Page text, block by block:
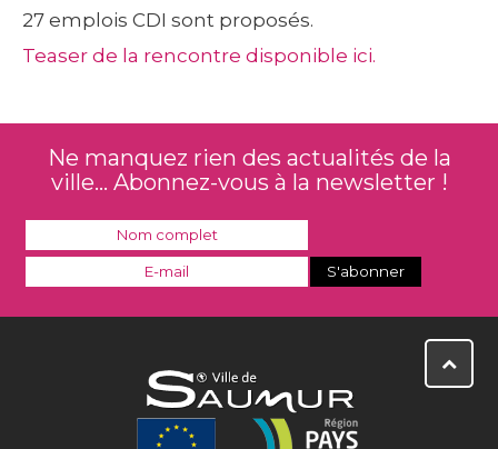
27 emplois CDI sont proposés.
Teaser de la rencontre disponible ici.
Ne manquez rien des actualités de la
ville... Abonnez-vous à la newsletter !